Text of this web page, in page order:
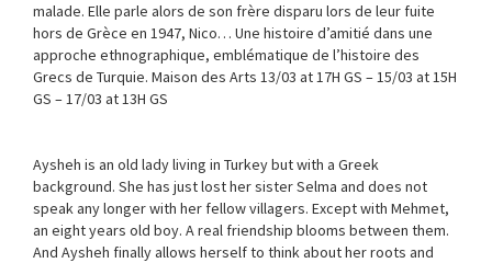
malade. Elle parle alors de son frère disparu lors de leur fuite
hors de Grèce en 1947, Nico… Une histoire d’amitié dans une
approche ethnographique, emblématique de l’histoire des
Grecs de Turquie. Maison des Arts 13/03 at 17H GS – 15/03 at 15H
GS – 17/03 at 13H GS
Aysheh is an old lady living in Turkey but with a Greek
background. She has just lost her sister Selma and does not
speak any longer with her fellow villagers. Except with Mehmet,
an eight years old boy. A real friendship blooms between them.
And Aysheh finally allows herself to think about her roots and